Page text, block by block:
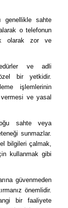
genellikle sahte
o telefonun
olarak zor ve
ve adli
bir yetkidir.
işlemlerinin
ve yasal
sahte veya
sunmazlar.
bilgileri çalmak,
kullanmak gibi
güvenmeden
önemlidir.
bir faaliyete